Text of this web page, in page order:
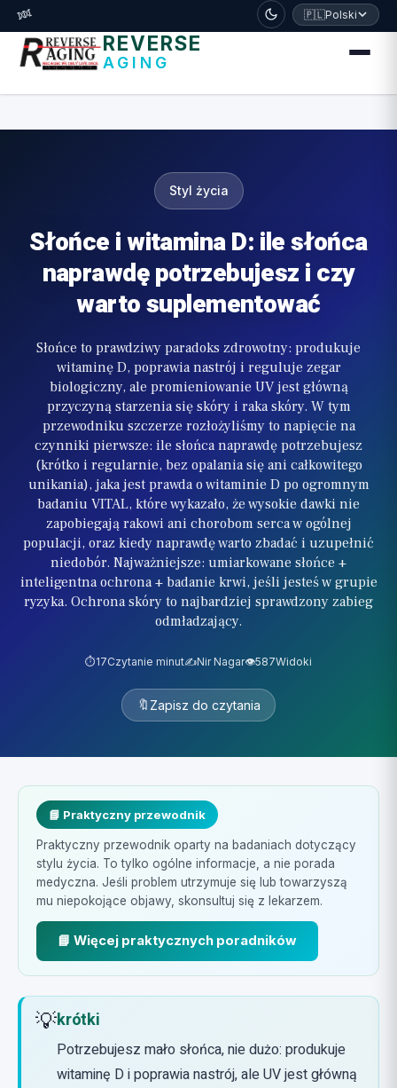
דלג לתוכן הראשי
🧬 🇵🇱Polski
REVERSE
AGING
Styl życia
Słońce i witamina D: ile słońca
naprawdę potrzebujesz i czy
warto suplementować
Słońce to prawdziwy paradoks zdrowotny: produkuje
witaminę D, poprawia nastrój i reguluje zegar
biologiczny, ale promieniowanie UV jest główną
przyczyną starzenia się skóry i raka skóry. W tym
przewodniku szczerze rozłożyliśmy to napięcie na
czynniki pierwsze: ile słońca naprawdę potrzebujesz
(krótko i regularnie, bez opalania się ani całkowitego
unikania), jaka jest prawda o witaminie D po ogromnym
badaniu VITAL, które wykazało, że wysokie dawki nie
zapobiegają rakowi ani chorobom serca w ogólnej
populacji, oraz kiedy naprawdę warto zbadać i uzupełnić
niedobór. Najważniejsze: umiarkowane słońce +
inteligentna ochrona + badanie krwi, jeśli jesteś w grupie
ryzyka. Ochrona skóry to najbardziej sprawdzony zabieg
odmładzający.
⏱️17Czytanie minut✍️Nir Nagar👁️587Widoki
🔖 Zapisz do czytania
📘 Praktyczny przewodnik
Praktyczny przewodnik oparty na badaniach dotyczący
stylu życia. To tylko ogólne informacje, a nie porada
medyczna. Jeśli problem utrzymuje się lub towarzyszą
mu niepokojące objawy, skonsultuj się z lekarzem.
📘 Więcej praktycznych poradników
💡krótki
Potrzebujesz mało słońca, nie dużo: produkuje
witaminę D i poprawia nastrój, ale UV jest główną